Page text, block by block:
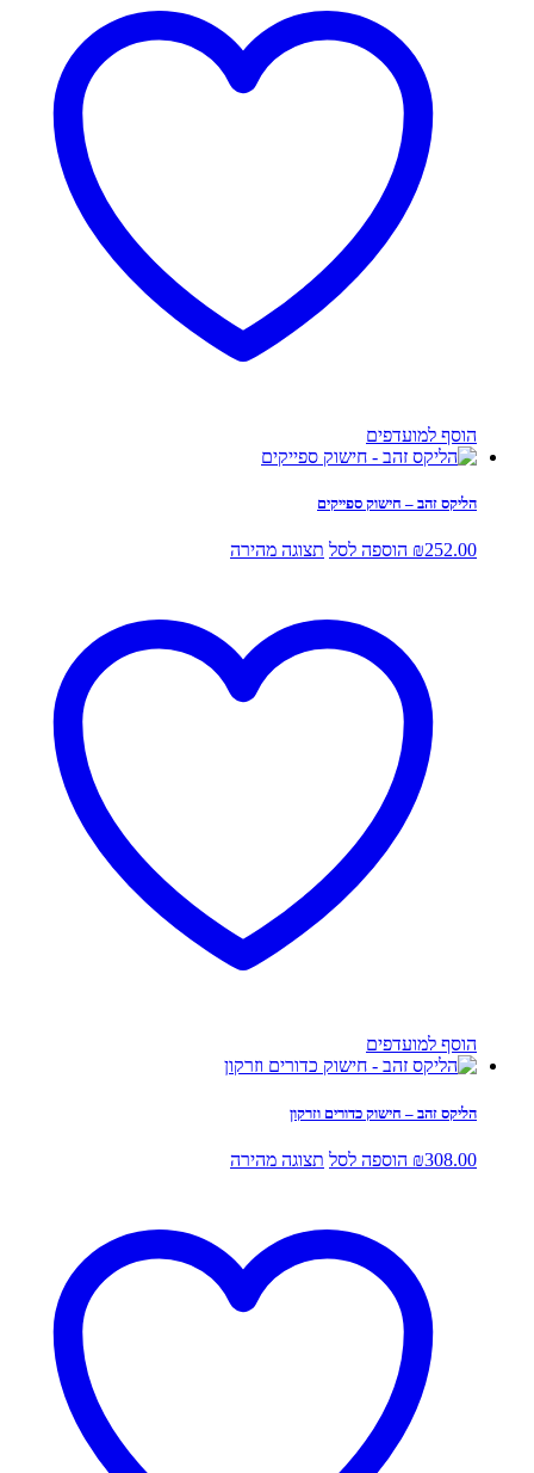
הוסף למועדפים
הליקס זהב – חישוק ספייקים
₪252.00 הוספה לסל תצוגה מהירה
הוסף למועדפים
הליקס זהב – חישוק כדורים וזרקון
₪308.00 הוספה לסל תצוגה מהירה